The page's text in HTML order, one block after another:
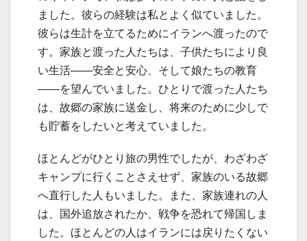
ました。彼らの経験は私とよく似ていました。
彼らは生計を立てるためにイランへ渡ったので
す。家族と渡った人たちは、子供たちにより良
い生活――安全と安心、そして娘たちの教育
――を望んでいました。ひとりで渡った人たち
は、故郷の家族に送金し、将来のために少しで
も貯蓄をしたいと考えていました。
ほとんどがひとり旅の男性でしたが、わざわざ
キャンプに行くことさえせず、家族のいる故郷
へ直行した人もいました。また、家族連れの人
は、国外追放されたか、戦争を恐れて帰国しま
した。ほとんどの人はイランには戻りたくない